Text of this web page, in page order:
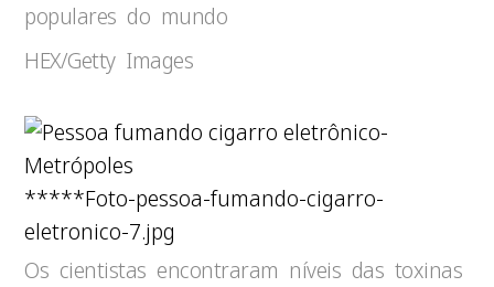
populares do mundo
HEX/Getty Images
*****Foto-pessoa-fumando-cigarro-
eletronico-7.jpg
Os cientistas encontraram níveis das toxinas